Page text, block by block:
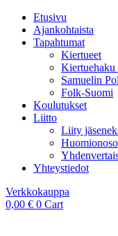
Etusivu
Ajankohtaista
Tapahtumat
Kiertueet
Kiertuehaku
Samuelin
Folk-Suomi
Koulutukset
Liitto
Liity
Yhteystiedot
Verkkokauppa
0,00 € 0 Cart